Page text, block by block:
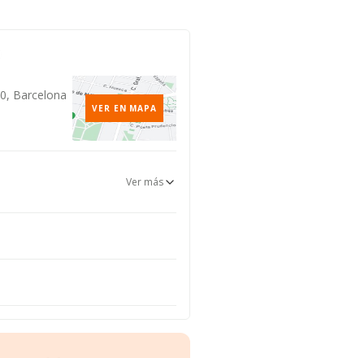
Barcelona
VER EN MAPA
Ver más